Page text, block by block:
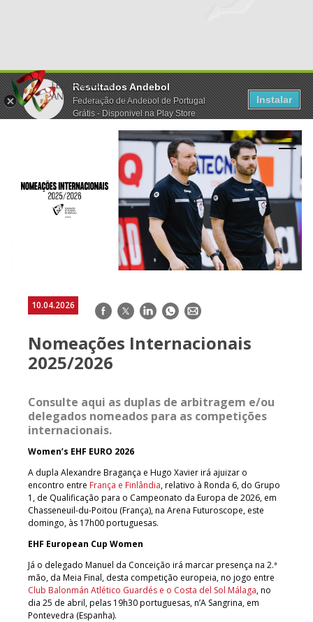
Resultados Andebol
Federação de Andebol de Portugal
Grátis - Disponivel na Play Store
Instalar
10.04.2026 Facebook
TwitterLinkedInWhatsApp
E-
Nomeações Internacionais
2025/2026
Consulte aqui as duplas de arbitragem e/ou
delegados nomeados para as competições
internacionais.
Women’s EHF EURO 2026
A dupla Alexandre Bragança e Hugo Xavier irá ajuizar o
encontro entre França e Finlândia, relativo à Ronda 6, do Grupo
1, de Qualificação para o Campeonato da Europa de 2026, em
Chasseneuil-du-Poitou (França), na Arena Futuroscope, este
domingo, às 17h00 portuguesas.
EHF European Cup Women
Já o delegado Manuel da Conceição irá marcar presença na 2.ª
mão, da Meia Final, desta competição europeia, no jogo entre
Club Balonmán Atlético Guardés e o Costa del Sol Málaga, no
dia 25 de abril, pelas 19h30 portuguesas, n’A Sangrina, em
Pontevedra (Espanha).